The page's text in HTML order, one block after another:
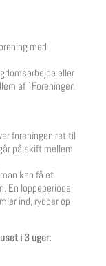
med
eller
af `Foreningen
foreningen ret til
på skift mellem
kan få et
En loppeperiode
ind, rydder op
i 3 uger: